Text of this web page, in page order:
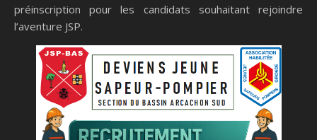
préinscription pour les candidats souhaitant rejoindre
l’aventure JSP.